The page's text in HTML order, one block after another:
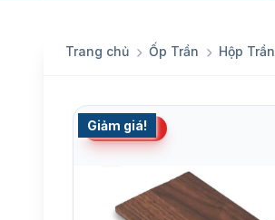
Trang chủ Ốp Trần Hộp Trần
Bán chạy
Giảm giá!